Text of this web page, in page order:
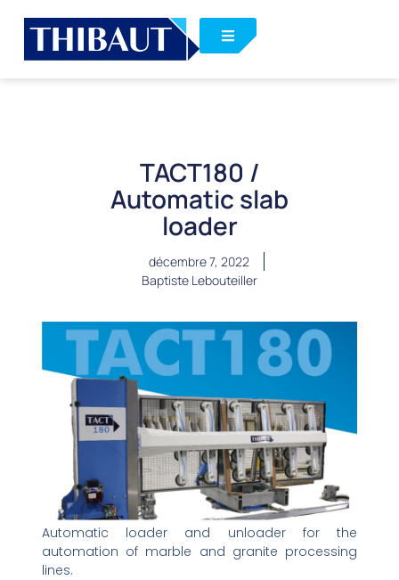
TACT180 /
Automatic slab
loader
décembre 7, 2022
Baptiste Lebouteiller
Automatic loader and unloader for the
automation of marble and granite processing
lines.